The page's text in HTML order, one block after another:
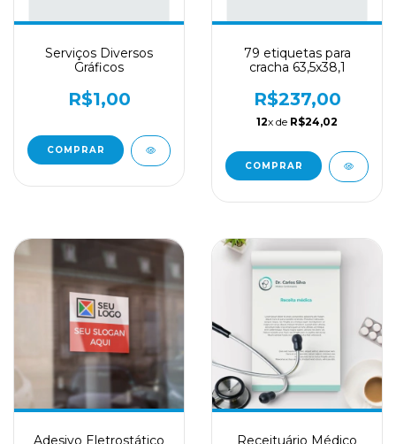
Serviços Diversos
Gráficos
R$1,00
79 etiquetas para
cracha 63,5x38,1
R$237,00
12x de R$24,02
Adesivo Eletrostático
Receituário Médico